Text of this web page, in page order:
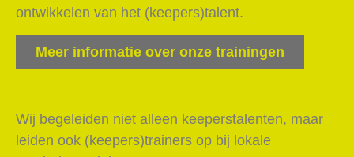
ontwikkelen van het (keepers)talent.
Meer informatie over onze trainingen
Wij begeleiden niet alleen keeperstalenten, maar
leiden ook (keepers)trainers op bij lokale